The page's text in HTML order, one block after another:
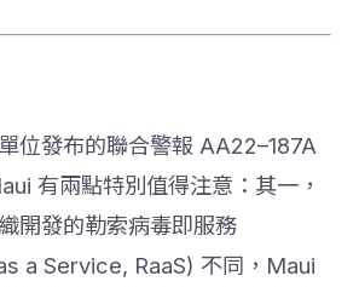
位發布的聯合警報 AA22–187A
有兩點特別值得注意：其一，
開發的勒索病毒即服務
a Service, RaaS) 不同，Maui